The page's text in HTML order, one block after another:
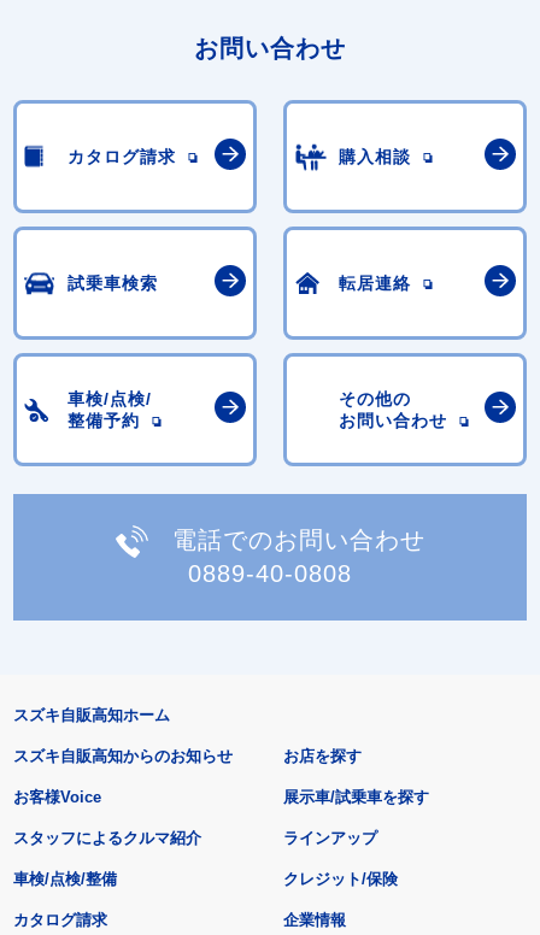
お問い合わせ
カタログ請求 購入相談
試乗車検索 転居連絡
車検/点検/
整備予約
その他の
お問い合わせ
電話でのお問い合わせ
0889-40-0808
スズキ自販高知ホーム
スズキ自販高知からのお知らせ
お客様Voice
スタッフによるクルマ紹介
お店を探す
展示車/試乗車を探す
ラインアップ
車検/点検/整備 クレジット/保険
カタログ請求 企業情報